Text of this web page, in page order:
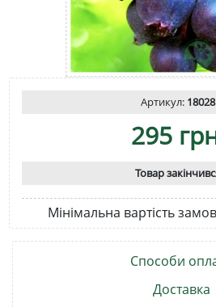
Артикул: 18028
295
Товар
Мінімальна вартість
Способи
Доставка